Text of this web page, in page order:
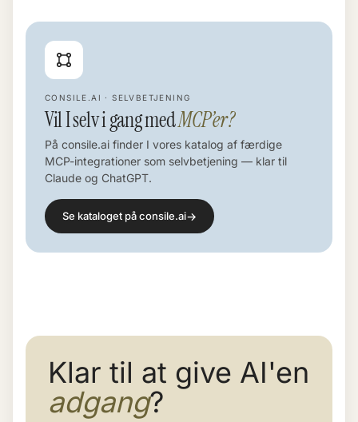
CONSILE.AI · SELVBETJENING
Vil I selv i gang medMCP’er?
På consile.ai finder I vores katalog af færdige
MCP-integrationer som selvbetjening — klar til
Claude og ChatGPT.
Se kataloget på consile.ai→
Klar til at give AI'en
adgang?